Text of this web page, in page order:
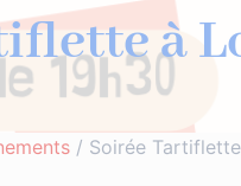
à
/ Soirée